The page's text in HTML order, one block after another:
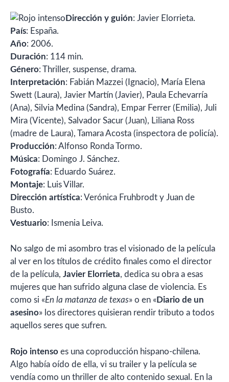
Dirección y guión: Javier Elorrieta.
País: España.
Año: 2006.
Duración: 114 min.
Género: Thriller, suspense, drama.
Interpretación: Fabián Mazzei (Ignacio), María Elena
Swett (Laura), Javier Martín (Javier), Paula Echevarría
(Ana), Silvia Medina (Sandra), Empar Ferrer (Emilia), Juli
Mira (Vicente), Salvador Sacur (Juan), Liliana Ross
(madre de Laura), Tamara Acosta (inspectora de policía).
Producción: Alfonso Ronda Tormo.
Música: Domingo J. Sánchez.
Fotografía: Eduardo Suárez.
Montaje: Luis Villar.
Dirección artística: Verónica Fruhbrodt y Juan de
Busto.
Vestuario: Ismenia Leiva.
No salgo de mi asombro tras el visionado de la película
al ver en los títulos de crédito finales como el director
de la película, Javier Elorrieta, dedica su obra a esas
mujeres que han sufrido alguna clase de violencia. Es
como si «En la matanza de texas» o en « Diario de un
asesino» los directores quisieran rendir tributo a todos
aquellos seres que sufren.
Rojo intenso es una coproducción hispano-chilena.
Algo había oído de ella, vi su trailer y la película se
vendía como un thriller de alto contenido sexual. En la